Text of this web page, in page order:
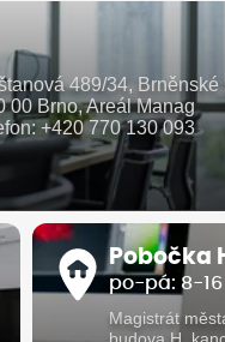
489/34, Brněnské
00 Brno, Areál Manag
+420 770 130 093
Pobočka
po-pá: 8-16
Magistrát